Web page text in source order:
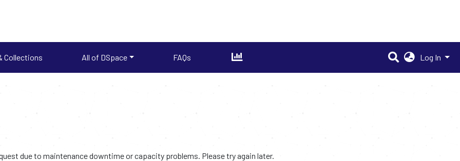
Collections All of DSpace FAQs Log In
due to maintenance downtime or capacity problems. Please try again later.